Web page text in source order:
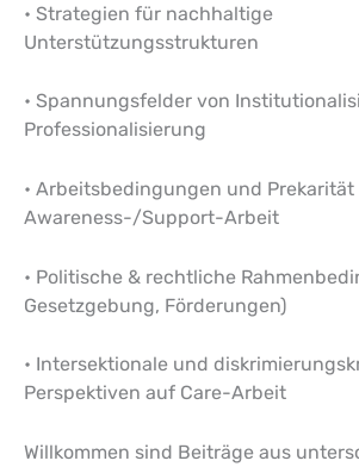
• Strategien für nachhaltige
Unterstützungsstrukturen
• Spannungsfelder von
Professionalisierung
• Arbeitsbedingungen und Prekarität
Awareness-/Support-Arbeit
• Politische & rechtliche
Gesetzgebung, Förderungen)
• Intersektionale und
Perspektiven auf Care-Arbeit
Willkommen sind Beiträge aus